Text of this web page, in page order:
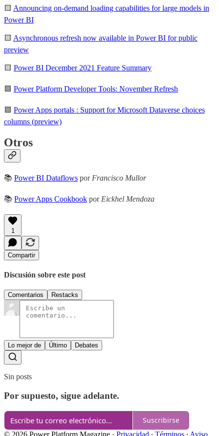
🟨 Announcing on-demand loading capabilities for large models in
Power BI
🟨 Asynchronous refresh now available in Power BI for public
preview
🟨 Power BI December 2021 Feature Summary
🟪 Power Platform Developer Tools: November Refresh
🟪 Power Apps portals : Support for Microsoft Dataverse choices
columns (preview)
Otros
📚 Power BI Dataflows por Francisco Mullor
📚 Power Apps Cookbook por Eickhel Mendoza
1
Compartir
Discusión sobre este post
Comentarios Restacks
Lo mejor de Último Debates
Sin posts
Por supuesto, sigue adelante.
Suscribirse
© 2026 Power Platform Magazine · Privacidad ∙ Términos ∙ Aviso